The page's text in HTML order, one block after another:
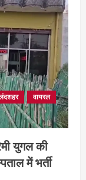
वायरल
युगल की
में भर्ती